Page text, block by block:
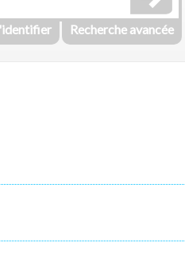
Recherche avancée